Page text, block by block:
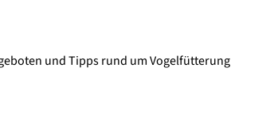
und Tipps rund um Vogelfütterung